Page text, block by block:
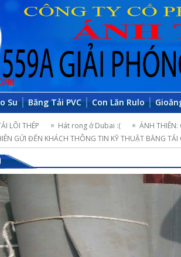
Su Băng Tải PVC Con Lăn Rulo
LÕI THÉP Hát rong ở Dubai :(
ÁNH THIÊN:
GỬI ĐẾN KHÁCH THÔNG TIN KỸ THUẬT BĂNG TẢI